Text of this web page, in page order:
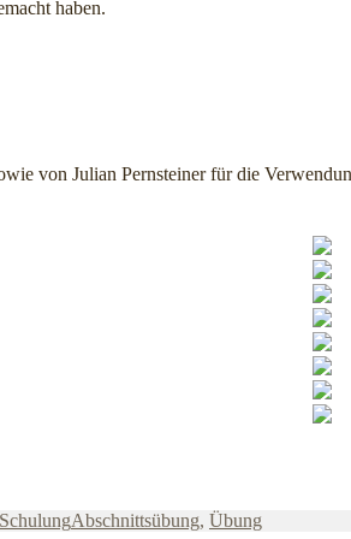
haben.
von Julian Pernsteiner für die
SchulungSchlagwörter
Abschnittsübung, Übung